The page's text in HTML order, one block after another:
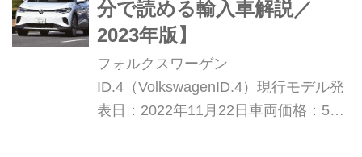
分で読める輸入車解説／
2023年版】
フォルクスワーゲン
ID.4（VolkswagenID.4）現行モデル発
表日：2022年11月22日車両価格：514